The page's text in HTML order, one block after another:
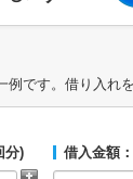
です。借り入れ
分) 借入金額：